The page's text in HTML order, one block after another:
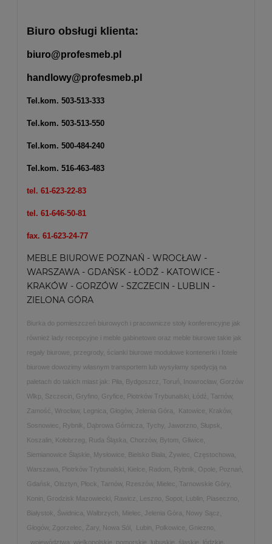
Biuro obsługi klienta:
biuro@profesmeb.pl
handlowy@profesmeb.pl
Tel.kom. 503-513-333
Tel.kom. 503-513-550
Tel.kom. 500-484-240
Tel.kom. 516-463-483
tel. 61-623-22-83
tel. 61-646-50-81
fax. 61-623-24-77
MEBLE BIUROWE POZNAŃ - WROCŁAW -
WARSZAWA - GDAŃSK - ŁÓDŹ - KATOWICE -
KRAKÓW - GORZÓW - SZCZECIN - LUBLIN -
ZIELONA GÓRA
Biurka do pomieszczeń biurowych i pracownicze stoły konferencyjne jak
również lady recepcyjne i meble gabinetowe oraz meble biurowe takie jak
regały biurowe, przegrody, ścianki biurowe modułowe kontenerki i fotele
biurowe dowozimy własnym transportem lub wysyłamy spedycją na
paletach do takich miast jak: Piła, Bydgoszcz, Toruń, Inowrocław, Gorzów
Wlkp, Szczecin, Gryfino, Gryfice, Piotrków Trybunalski, Łódź, Tarnów,
Zamość, Wrocław, Legnica, Głogów, Jelenia Góra, Katowice, Kraków,
Sosnowiec, Rybnik, Dąbrowa Górnicza, Tychy, Jaworzno, Słupsk,
Koszalin, Kołobrzeg, Ruda Śląska, Chorzów, Bytom, Gliwice,
Siemianowice Śląskie, Mysłowice, Bielsko Biała, Żywiec, Częstochowa,
Warszawa, Piotrków Trybunalski, Kielce, Radom, Rybnik, Opole, Poznań,
Gdańsk, Olsztyn, Płock, Tarnów, Rzeszów, Mielec, Tarnowskie Góry,
Konin, Grodzisk Mazowiecki, Rawicz, Leszno, Sopot, Lublin, Piaseczno,
Białystok, Świdnica, Wałbrzych, Mielec, Jelenia Góra, Nowy Sącz,
Głogów, Zgorzelec, Żary, Nowa Sól, Lubin, Polkowice, Gniezno,
województwa: wielkopolskie, pomorskie, lubuskie, śląskie, łódzkie,